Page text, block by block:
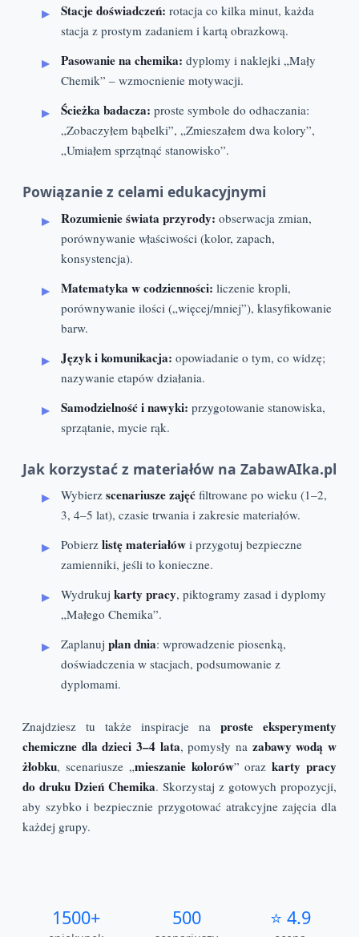
Stacje doświadczeń: rotacja co kilka minut, każda
stacja z prostym zadaniem i kartą obrazkową.
Pasowanie na chemika: dyplomy i naklejki „Mały
Chemik” – wzmocnienie motywacji.
Ścieżka badacza: proste symbole do odhaczania:
„Zobaczyłem bąbelki”, „Zmieszałem dwa kolory”,
„Umiałem sprzątnąć stanowisko”.
Powiązanie z celami edukacyjnymi
Rozumienie świata przyrody: obserwacja zmian,
porównywanie właściwości (kolor, zapach,
konsystencja).
Matematyka w codzienności: liczenie kropli,
porównywanie ilości („więcej/mniej”), klasyfikowanie
barw.
Język i komunikacja: opowiadanie o tym, co widzę;
nazywanie etapów działania.
Samodzielność i nawyki: przygotowanie stanowiska,
sprzątanie, mycie rąk.
Jak korzystać z materiałów na ZabawAIka.pl
Wybierz scenariusze zajęć filtrowane po wieku (1–2,
3, 4–5 lat), czasie trwania i zakresie materiałów.
Pobierz listę materiałów i przygotuj bezpieczne
zamienniki, jeśli to konieczne.
Wydrukuj karty pracy, piktogramy zasad i dyplomy
„Małego Chemika”.
Zaplanuj plan dnia: wprowadzenie piosenką,
doświadczenia w stacjach, podsumowanie z
dyplomami.
Znajdziesz tu także inspiracje na proste eksperymenty
chemiczne dla dzieci 3–4 lata, pomysły na zabawy wodą w
żłobku, scenariusze „mieszanie kolorów” orazkarty pracy
do druku Dzień Chemika. Skorzystaj z gotowych propozycji,
aby szybko i bezpiecznie przygotować atrakcyjne zajęcia dla
każdej grupy.
1500+ 500 ⭐ 4.9